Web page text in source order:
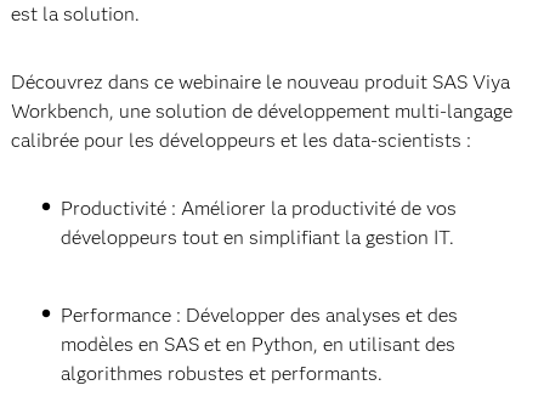
est la solution.
Découvrez dans ce webinaire le nouveau produit SAS Viya
Workbench, une solution de développement multi-langage
calibrée pour les développeurs et les data-scientists :
Productivité : Améliorer la productivité de vos
développeurs tout en simplifiant la gestion IT.
Performance : Développer des analyses et des
modèles en SAS et en Python, en utilisant des
algorithmes robustes et performants.